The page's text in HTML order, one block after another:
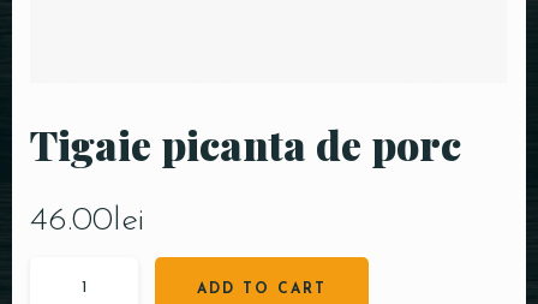
Tigaie picanta de porc
46.00lei
ADD TO CART